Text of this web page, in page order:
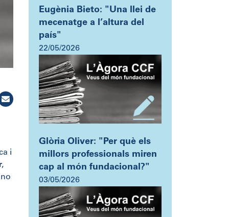
i
Eugènia Bieto: "Una llei de
mecenatge a l’altura del
país"
22/05/2026
Glòria Oliver: "Per què els
millors professionals miren
cap al món fundacional?"
03/05/2026